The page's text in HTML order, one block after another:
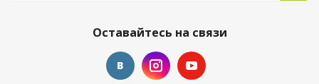
Оставайтесь на связи